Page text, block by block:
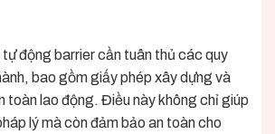
động barriercần tuân thủ các quy
bao gồm giấy phép xây dựng và
toàn lao động. Điều này không chỉ giúp
lý mà còn đảm bảo an toàn cho